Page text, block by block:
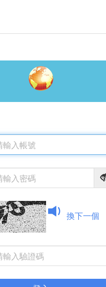
換下一個